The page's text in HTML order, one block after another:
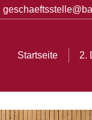
Startseite 2.
Vereinsshop